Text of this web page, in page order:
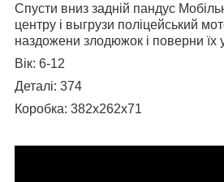
Спусти вниз задній пандус
центру і выгрузи поліцейський
наздожени злодюжок і поверни їх
Вік: 6-12
Деталі: 374
Коробка: 382x262x71